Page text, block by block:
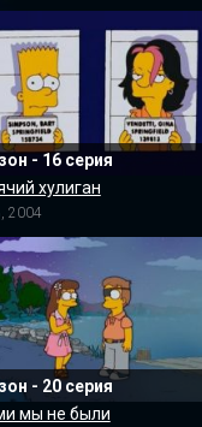
- 16 серия
хулиган
2004
- 20 серия
мы не были